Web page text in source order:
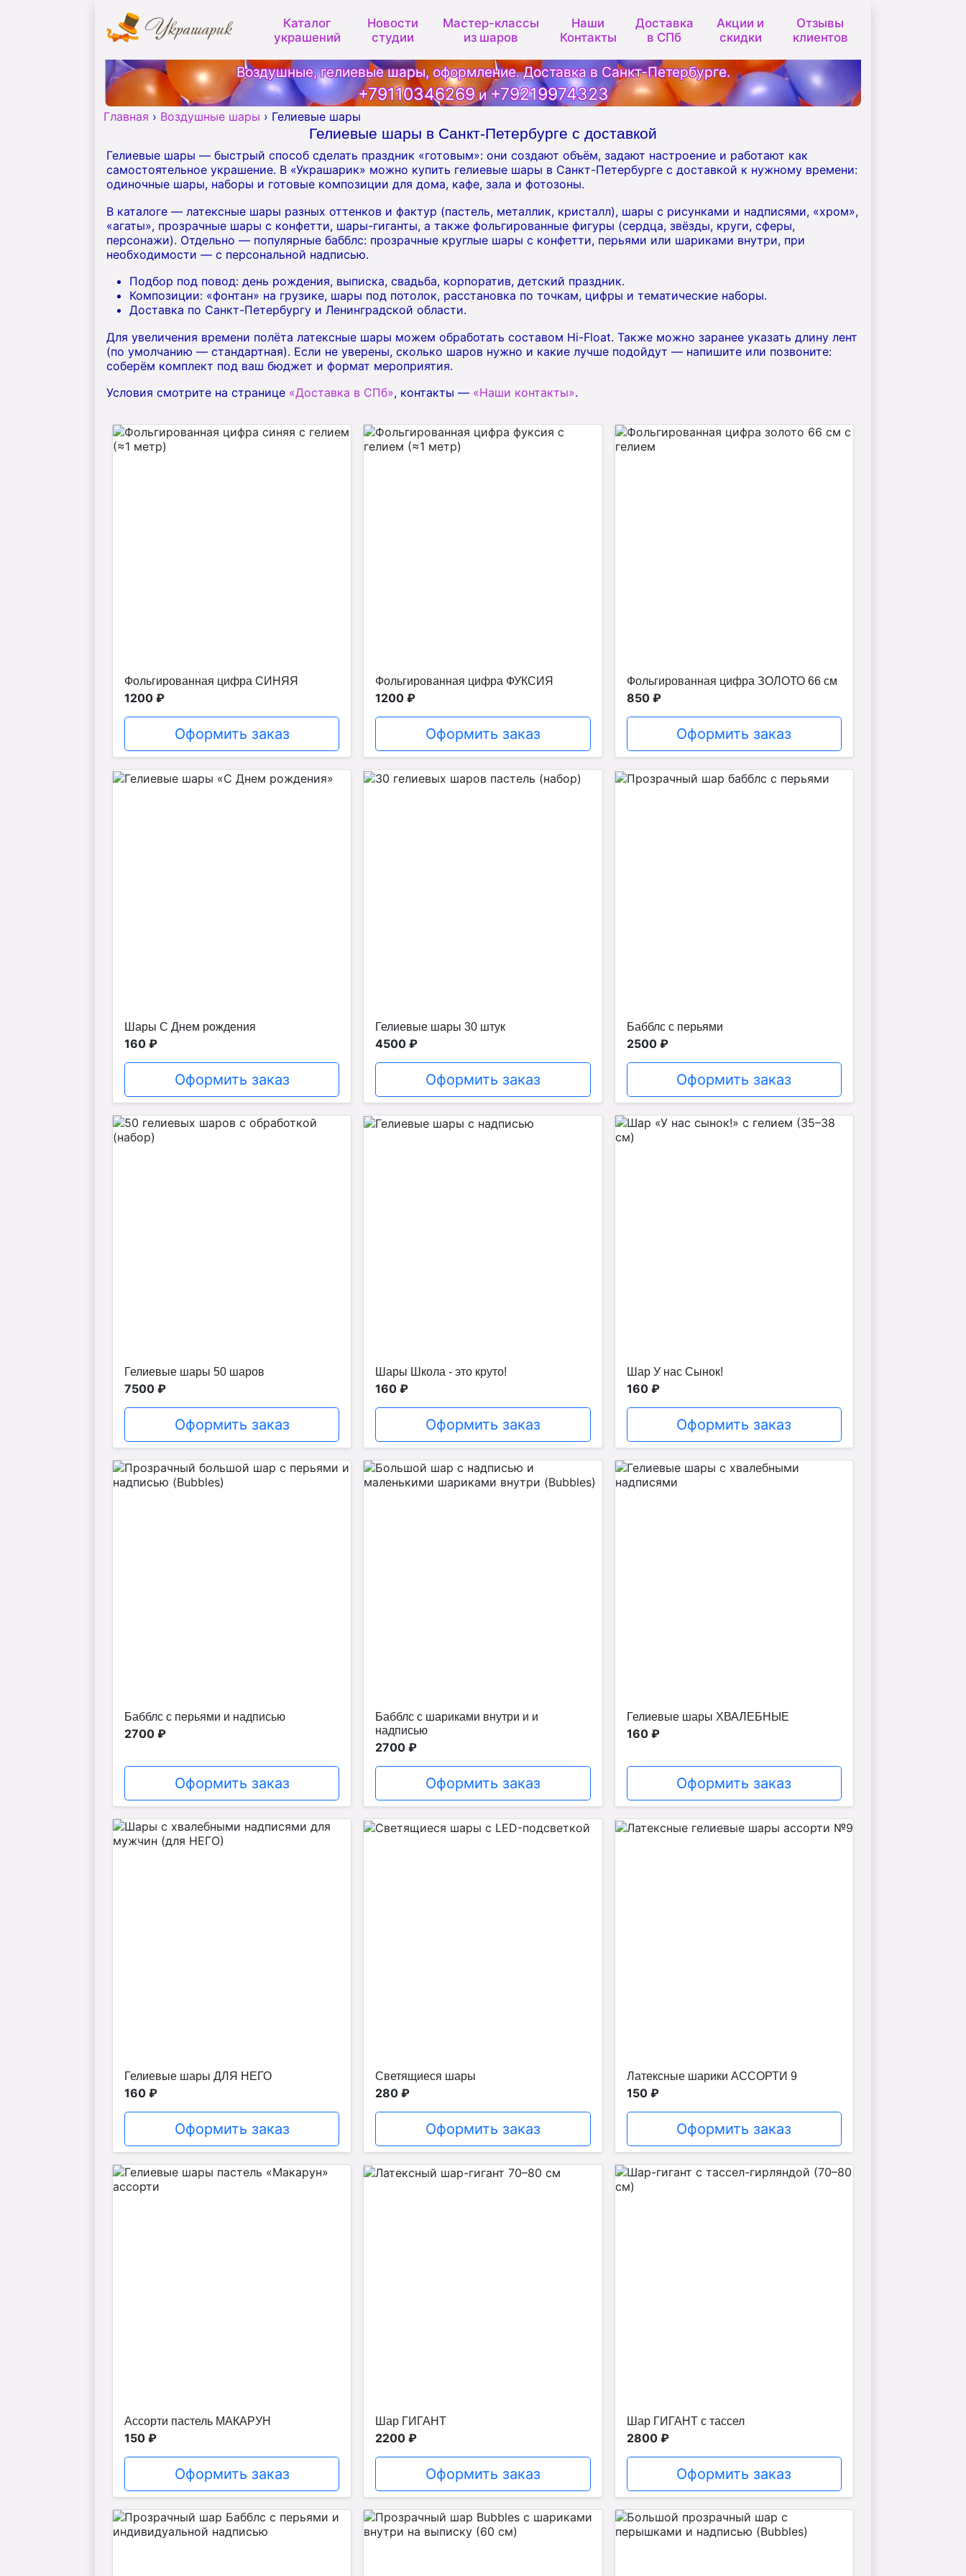
Каталог
украшений
Новости
студии
Мастер-классы
из шаров
Наши
Контакты
Доставка
в СПб
Акции и
скидки
Отзывы
клиентов
Воздушные, гелиевые шары, оформление. Доставка в Санкт-Петербурге.
+79110346269и+79219974323
Главная › Воздушные шары › Гелиевые шары
Гелиевые шары в Санкт-Петербурге с доставкой
Гелиевые шары — быстрый способ сделать праздник «готовым»: они создают объём, задают настроение и работают как
самостоятельное украшение. В «Украшарик» можно купить гелиевые шары в Санкт-Петербурге с доставкой к нужному времени:
одиночные шары, наборы и готовые композиции для дома, кафе, зала и фотозоны.
В каталоге — латексные шары разных оттенков и фактур (пастель, металлик, кристалл), шары с рисунками и надписями, «хром»,
«агаты», прозрачные шары с конфетти, шары-гиганты, а также фольгированные фигуры (сердца, звёзды, круги, сферы,
персонажи). Отдельно — популярные бабблс: прозрачные круглые шары с конфетти, перьями или шариками внутри, при
необходимости — с персональной надписью.
Подбор под повод: день рождения, выписка, свадьба, корпоратив, детский праздник.
Композиции: «фонтан» на грузике, шары под потолок, расстановка по точкам, цифры и тематические наборы.
Доставка по Санкт-Петербургу и Ленинградской области.
Для увеличения времени полёта латексные шары можем обработать составом Hi-Float. Также можно заранее указать длину лент
(по умолчанию — стандартная). Если не уверены, сколько шаров нужно и какие лучше подойдут — напишите или позвоните:
соберём комплект под ваш бюджет и формат мероприятия.
Условия смотрите на странице «Доставка в СПб», контакты — «Наши контакты».
Фольгированная цифра СИНЯЯ
1200 ₽
Оформить заказ
Фольгированная цифра ФУКСИЯ
1200 ₽
Оформить заказ
Фольгированная цифра ЗОЛОТО 66 см
850 ₽
Оформить заказ
Шары С Днем рождения
160 ₽
Оформить заказ
Гелиевые шары 30 штук
4500 ₽
Оформить заказ
Бабблс с перьями
2500 ₽
Оформить заказ
Гелиевые шары 50 шаров
7500 ₽
Оформить заказ
Шары Школа - это круто!
160 ₽
Оформить заказ
Шар У нас Сынок!
160 ₽
Оформить заказ
Бабблс с перьями и надписью
2700 ₽
Оформить заказ
Бабблс с шариками внутри и и
надписью
2700 ₽
Оформить заказ
Гелиевые шары ХВАЛЕБНЫЕ
160 ₽
Оформить заказ
Гелиевые шары ДЛЯ НЕГО
160 ₽
Оформить заказ
Светящиеся шары
280 ₽
Оформить заказ
Латексные шарики АССОРТИ 9
150 ₽
Оформить заказ
Ассорти пастель МАКАРУН
150 ₽
Оформить заказ
Шар ГИГАНТ
2200 ₽
Оформить заказ
Шар ГИГАНТ с тассел
2800 ₽
Оформить заказ